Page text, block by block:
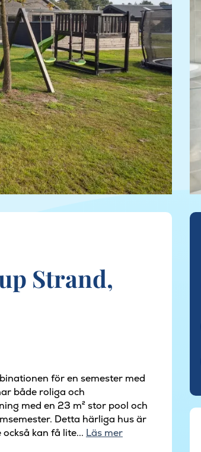
Strand,
för en semester med
både roliga och
med en 23 m² stor pool och
Detta härliga hus är
kan få lite... Läs mer